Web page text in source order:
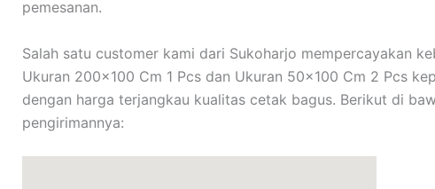
pemesanan.
Salah satu customer kami dari Sukoharjo mempercayakan
Ukuran 200×100 Cm 1 Pcs dan Ukuran 50×100 Cm 2 Pcs
dengan harga terjangkau kualitas cetak bagus. Berikut di
pengirimannya: